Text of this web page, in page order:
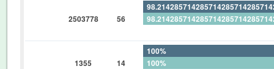
2503778 56
1355 14
100%
100%